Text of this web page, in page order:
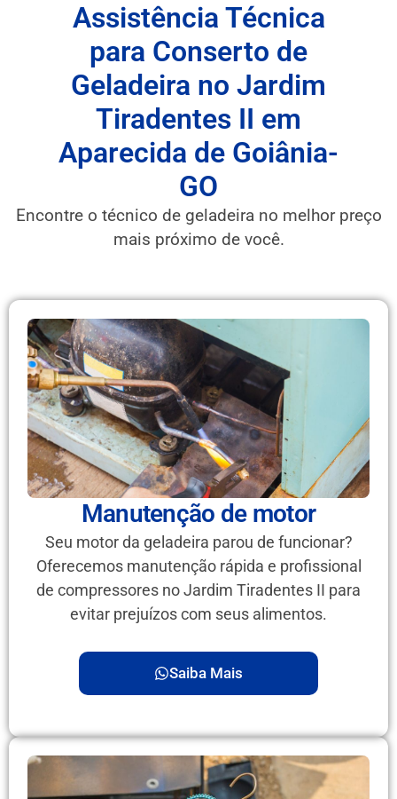
Assistência Técnica
para Conserto de
Geladeira no Jardim
Tiradentes II em
Aparecida de Goiânia-
GO
Encontre o técnico de geladeira no melhor preço
mais próximo de você.
Manutenção de motor
Seu motor da geladeira parou de funcionar?
Oferecemos manutenção rápida e profissional
de compressores no Jardim Tiradentes II para
evitar prejuízos com seus alimentos.
Saiba Mais